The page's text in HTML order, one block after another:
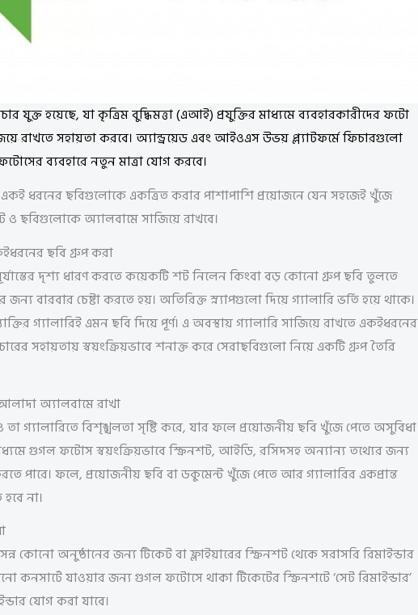
যুক্ত হয়েছে, যা কৃত্রিম বুদ্ধিমত্তা (এআই) প্রযুক্তির মাধ্যমে ব্যবহারকারীদের ফটো
রাখতে সহায়তা করবে। অ্যান্ড্রয়েড এবং আইওএস উভয় প্ল্যাটফর্মে ফিচারগুলো
ব্যবহারে নতুন মাত্রা যোগ করবে।
ধরনের ছবিগুলোকে একত্রিত করার পাশাপাশি প্রয়োজনে যেন সহজেই খুঁজে
ও ছবিগুলোকে অ্যালবামে সাজিয়ে রাখবে।
ছবি গ্রুপ করা
দৃশ্য ধারণ করতে কয়েকটি শট নিলেন কিংবা বড় কোনো গ্রুপ ছবি তুলতে
বারবার চেষ্টা করতে হয়। অতিরিক্ত স্ন্যাপগুলো দিয়ে গ্যালারি ভর্তি হয়ে থাকে।
গ্যালারিই এমন ছবি দিয়ে পূর্ণ। এ অবস্থায় গ্যালারি সাজিয়ে রাখতে একইধরনের
সহায়তায় স্বয়ংক্রিয়ভাবে শনাক্ত করে সেরাছবিগুলো নিয়ে একটি গ্রুপ তৈরি
অ্যালবামে রাখা
গ্যালারিতে বিশৃঙ্খলতা সৃষ্টি করে, যার ফলে প্রয়োজনীয় ছবি খুঁজে পেতে অসুবিধা
গুগল ফটোস স্বয়ংক্রিয়ভাবে স্ক্রিনশট, আইডি, রসিদসহ অন্যান্য তথ্যের জন্য
পারে। ফলে, প্রয়োজনীয় ছবি বা ডকুমেন্ট খুঁজে পেতে আর গ্যালারির একপ্রান্ত
না।
কোনো অনুষ্ঠানের জন্য টিকেট বা ফ্লাইয়ারের স্ক্রিনশট থেকে সরাসরি রিমাইন্ডার
কনসার্টে যাওয়ার জন্য গুগল ফটোসে থাকা টিকেটের স্ক্রিনশটে ‘সেট রিমাইন্ডার’
যোগ করা যাবে।